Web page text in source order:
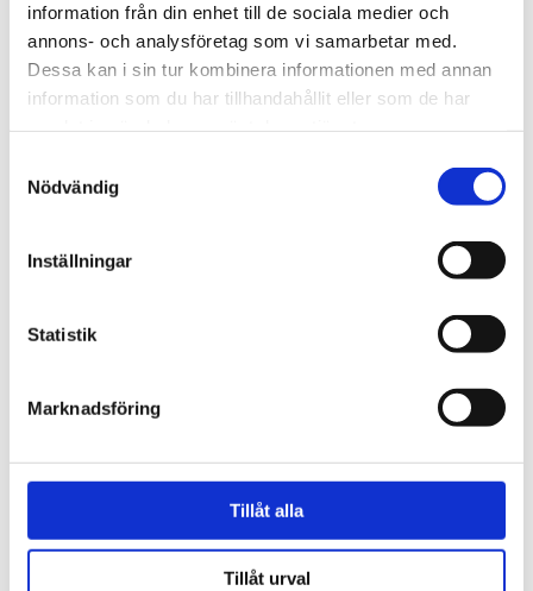
information från din enhet till de sociala medier och
annons- och analysföretag som vi samarbetar med.
Dessa kan i sin tur kombinera informationen med annan
information som du har tillhandahållit eller som de har
Nödvändig
Inställningar
Statistik
Marknadsföring
Tillåt alla
Tillåt urval
RECENSIONER
PRODUKTBLAD
30 dagars öppet köp - gäller ej företagskunder eller beställningsvaror
Låt dig inspireras av våra kunders hem